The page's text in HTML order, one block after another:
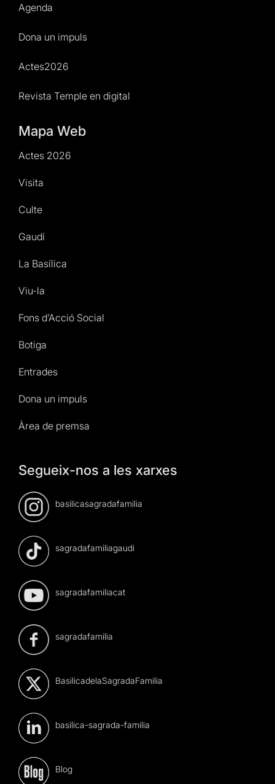
Agenda
Dona un impuls
Actes2026
Revista Temple en digital
Mapa Web
Actes 2026
Visita
Culte
Gaudí
La Basílica
Viu-la
Fons d’Acció Social
Botiga
Entrades
Dona un impuls
Àrea de premsa
Segueix-nos a les xarxes
basilicasagradafamilia
sagradafamiliagaudi
sagradafamiliacat
sagradafamilia
BasilicadelaSagradaFamilia
basilica-sagrada-familia
Blog